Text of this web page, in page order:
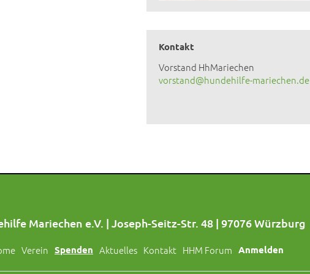
Kontakt
Vorstand HhMariechen
vorstand@hundehilfe-mariechen.de
Mariechen e.V. | Joseph-Seitz-Str. 48 | 97076 Würzburg
Verein Spenden Aktuelles Kontakt HHM Forum Anmelden